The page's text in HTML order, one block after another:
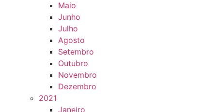
Maio
Junho
Julho
Agosto
Setembro
Outubro
Novembro
Dezembro
2021
Janeiro